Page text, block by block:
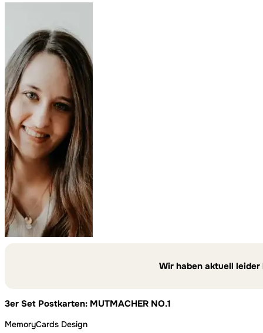
Wir haben aktuell
3er Set Postkarten: MUTMACHER NO.1
MemoryCards Design